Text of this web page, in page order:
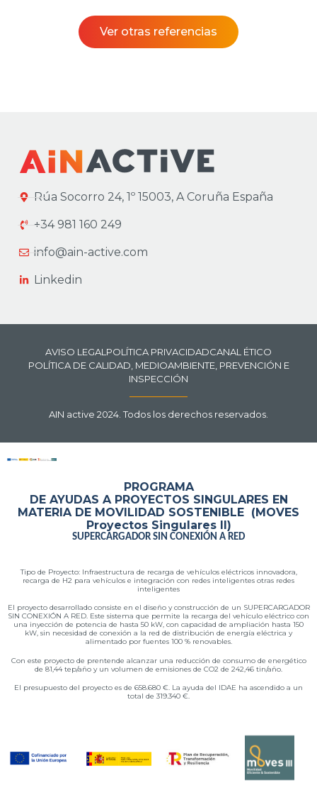
Ver otras referencias
Rúa Socorro 24, 1º 15003, A Coruña España
+34 981 160 249
info@ain-active.com
Linkedin
AVISO LEGALPOLÍTICA PRIVACIDADCANAL ÉTICO
POLÍTICA DE CALIDAD, MEDIOAMBIENTE, PREVENCIÓN E
INSPECCIÓN
AIN active 2024. Todos los derechos reservados.
PROGRAMA
DE AYUDAS A PROYECTOS SINGULARES EN
MATERIA DE MOVILIDAD SOSTENIBLE (MOVES
Proyectos Singulares II)
SUPERCARGADOR SIN CONEXIÓN A RED
Tipo de Proyecto: Infraestructura de recarga de vehículos eléctricos innovadora,
recarga de H2 para vehículos e integración con redes inteligentes otras redes
inteligentes
El proyecto desarrollado consiste en el diseño y construcción de un SUPERCARGADOR
SIN CONEXIÓN A RED. Este sistema que permite la recarga del vehículo eléctrico con
una inyección de potencia de hasta 50 kW, con capacidad de ampliación hasta 150
kW, sin necesidad de conexión a la red de distribución de energía eléctrica y
alimentado por fuentes 100 % renovables.
Con este proyecto de prentende alcanzar una reducción de consumo de energético
de 81,44 tep/año y un volumen de emisiones de CO2 de 242,46 tin/año.
El presupuesto del proyecto es de 658.680 €. La ayuda del IDAE ha ascendido a un
total de 319.340 €.